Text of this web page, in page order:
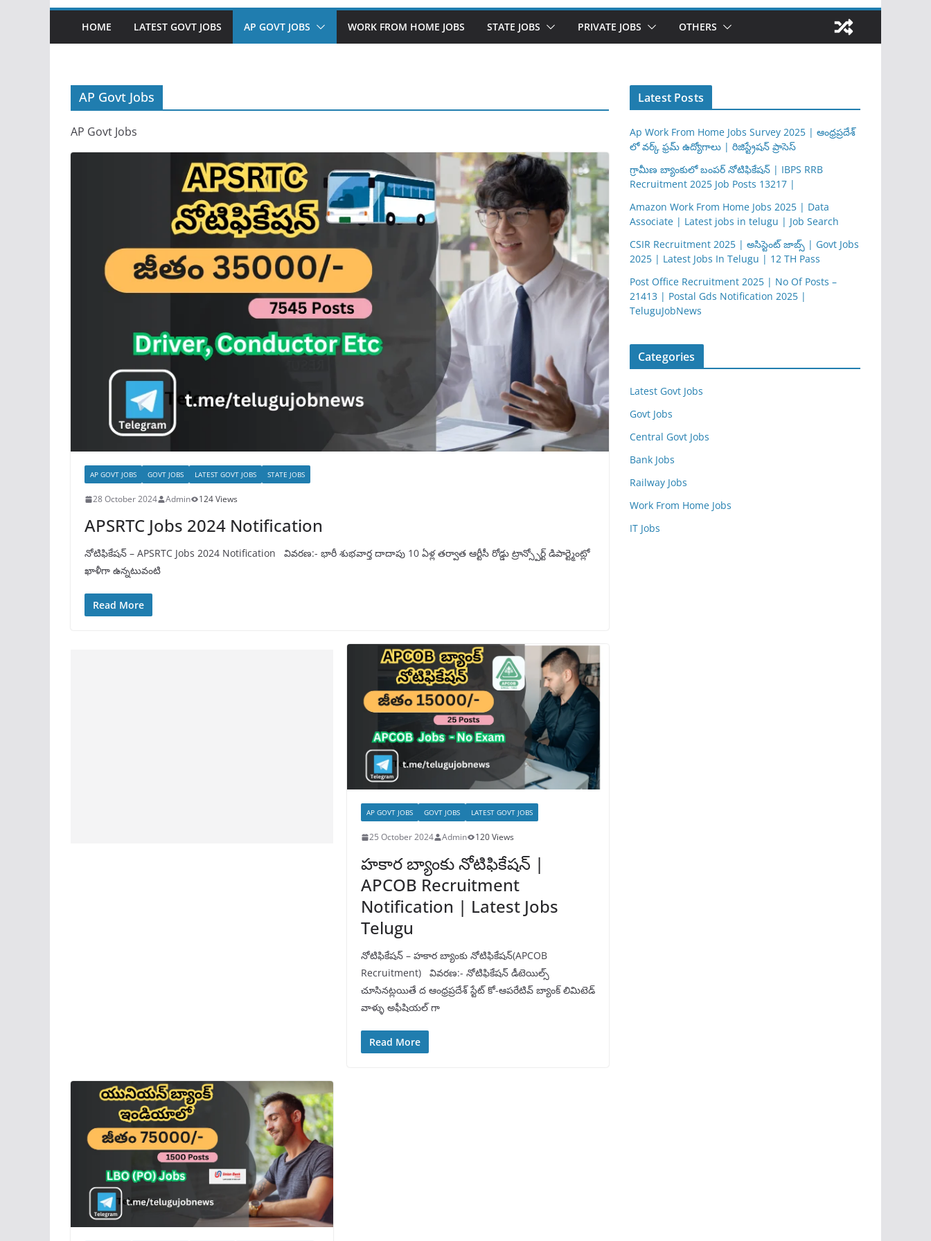
HOME LATEST GOVT JOBS AP GOVT JOBS WORK FROM HOME JOBS STATE JOBS PRIVATE JOBS OTHERS
AP Govt Jobs
AP Govt Jobs
AP GOVT JOBS GOVT JOBS LATEST GOVT JOBS STATE JOBS
28 October 2024 Admin 124 Views
APSRTC Jobs 2024 Notification
నోటిఫికేషన్ – APSRTC Jobs 2024 Notification వివరణ:- భారీ శుభవార్త దాదాపు 10 ఏళ్ల తర్వాత ఆర్టీసీ రోడ్డు ట్రాన్స్పోర్ట్ డిపార్ట్మెంట్లో
ఖాళీగా ఉన్నటువంటి
Read More
AP GOVT JOBS GOVT JOBS LATEST GOVT JOBS
25 October 2024 Admin 120 Views
హకార బ్యాంకు నోటిఫికేషన్ |
APCOB Recruitment
Notification | Latest Jobs
Telugu
నోటిఫికేషన్ – హకార బ్యాంకు నోటిఫికేషన్(APCOB
Recruitment) వివరణ:- నోటిఫికేషన్ డీటెయిల్స్
చూసినట్లయితే ద ఆంధ్రప్రదేశ్ స్టేట్ కో-ఆపరేటివ్ బ్యాంక్ లిమిటెడ్
వాళ్ళు అఫీషియల్ గా
Read More
Latest Posts
Ap Work From Home Jobs Survey 2025 | ఆంధ్రప్రదేశ్
లో వర్క్ ఫ్రమ్ ఉద్యోగాలు | రిజిస్ట్రేషన్ ప్రాసెస్
గ్రామీణ బ్యాంకులో బంపర్ నోటిఫికేషన్ | IBPS RRB
Recruitment 2025 Job Posts 13217 |
Amazon Work From Home Jobs 2025 | Data
Associate | Latest jobs in telugu | Job Search
CSIR Recruitment 2025 | అసిస్టెంట్ జాబ్స్ | Govt Jobs
2025 | Latest Jobs In Telugu | 12 TH Pass
Post Office Recruitment 2025 | No Of Posts –
21413 | Postal Gds Notification 2025 |
TeluguJobNews
Categories
Latest Govt Jobs
Govt Jobs
Central Govt Jobs
Bank Jobs
Railway Jobs
Work From Home Jobs
IT Jobs